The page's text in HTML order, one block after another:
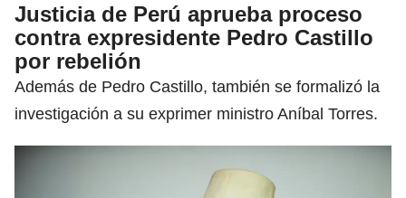
Justicia de Perú aprueba proceso
contra expresidente Pedro Castillo
por rebelión
Además de Pedro Castillo, también se formalizó la
investigación a su exprimer ministro Aníbal Torres.